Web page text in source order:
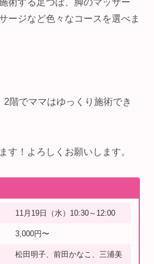
ージなど色々なコースを選べま
階でママはゆっくり施術でき
す！よろしくお願いします。
11月19日（水）10:30～12:00
3,000円〜
松田明子、前田かなこ、三浦美